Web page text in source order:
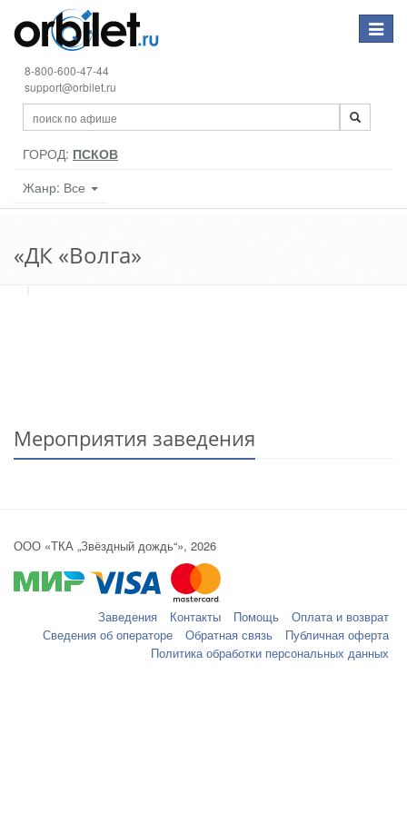
Toggle
8-800-600-47-44
support@orbilet.ru
ГОРОД: ПСКОВ
Жанр: Все
«ДК «Волга»
Мероприятия заведения
ООО «ТКА „Звёздный дождь“», 2026
Заведения Контакты Помощь
Оплата и возврат
Сведения об операторе
Обратная связь
Публичная оферта
Политика обработки персональных данных